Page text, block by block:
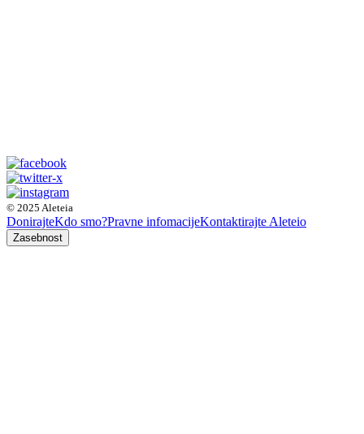
© 2025 Aleteia
DonirajteKdo smo?Pravne infomacijeKontaktirajte Aleteio
Zasebnost